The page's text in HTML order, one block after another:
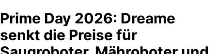
Prime Day 2026: Dreame
senkt die Preise für